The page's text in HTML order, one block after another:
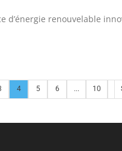
d’énergie renouvelable
4 5 6 ... 10